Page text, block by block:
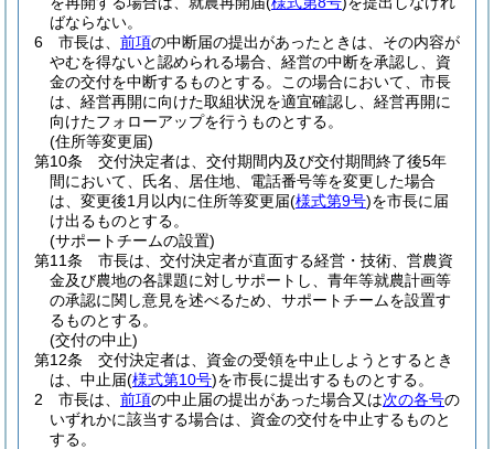
ばならない。
6
市長は、 前項の中断届の提出があったときは、その内容が
やむを得ないと認められる場合、経営の中断を承認し、資
金の交付を中断するものとする。
この場合において、市長
は、経営再開に向けた取組状況を適宜確認し、経営再開に
向けたフォローアップを行うものとする。
(住所等変更届)
第10条
交付決定者は、交付期間内及び交付期間終了後5年
間において、氏名、居住地、電話番号等を変更した場合
は、変更後1月以内に住所等変更届(様式第9号)を市長に届
け出るものとする。
(サポートチームの設置)
第11条
市長は、交付決定者が直面する経営・技術、営農資
金及び農地の各課題に対しサポートし、青年等就農計画等
の承認に関し意見を述べるため、サポートチームを設置す
るものとする。
(交付の中止)
第12条
交付決定者は、資金の受領を中止しようとするとき
は、中止届(様式第10号)を市長に提出するものとする。
2
市長は、 前項の中止届の提出があった場合又は次の各号の
いずれかに該当する場合は、資金の交付を中止するものと
する。